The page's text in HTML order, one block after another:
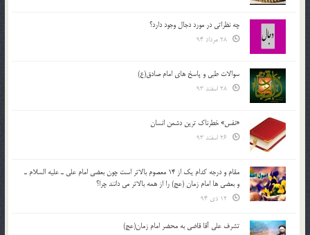
چه نظراتی در مورد دجال وجود دارد؟
سوالات طبی و پاسخ های امام صادق(ع)
«نفس» خطرناک ترین دشمن انسان
مقام و درجه كدام يك از 14 معصوم بالاتر است چون بعضي امام علي ـ عليه السلام ـ
و بعضي ها امام زمان (عج) را از همه بالاتر مي دانند چرا؟
تشرف علي آقا قاضي به محضر امام زمان(عج)